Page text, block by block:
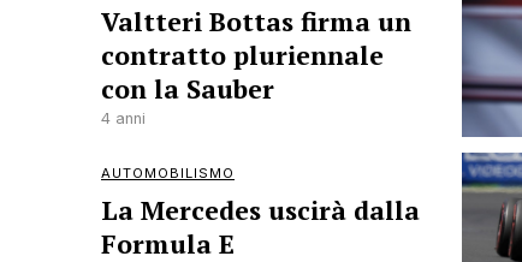
Valtteri Bottas firma un
contratto pluriennale
con la Sauber
4 anni
AUTOMOBILISMO
La Mercedes uscirà dalla
Formula E